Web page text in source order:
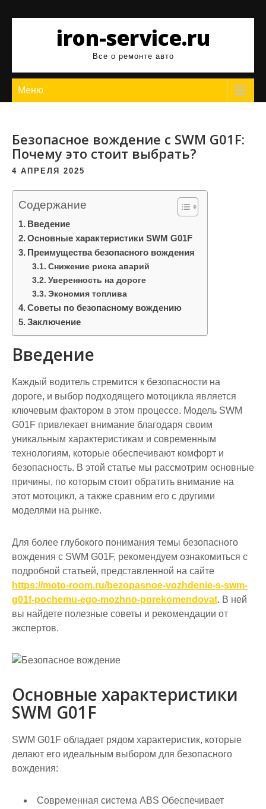
содержимомуiron-service.ru
Все о ремонте авто
Меню
Безопасное вождение с SWM G01F:
Почему это стоит выбрать?
4 АПРЕЛЯ 2025
Содержание
Введение
Основные характеристики SWM G01F
Преимущества безопасного вождения
Снижение риска аварий
Уверенность на дороге
Экономия топлива
Советы по безопасному вождению
Заключение
Введение
Каждый водитель стремится к безопасности на
дороге, и выбор подходящего мотоцикла является
ключевым фактором в этом процессе. Модель SWM
G01F привлекает внимание благодаря своим
уникальным характеристикам и современным
технологиям, которые обеспечивают комфорт и
безопасность. В этой статье мы рассмотрим основные
причины, по которым стоит обратить внимание на
этот мотоцикл, а также сравним его с другими
моделями на рынке.
Для более глубокого понимания темы безопасного
вождения с SWM G01F, рекомендуем ознакомиться с
подробной статьей, представленной на сайте
https://moto-room.ru/bezopasnoe-vozhdenie-s-swm-
g01f-pochemu-ego-mozhno-porekomendovat. В ней
вы найдете полезные советы и рекомендации от
экспертов.
Основные характеристики
SWM G01F
SWM G01F обладает рядом характеристик, которые
делают его идеальным выбором для безопасного
вождения:
Современная система ABS Обеспечивает